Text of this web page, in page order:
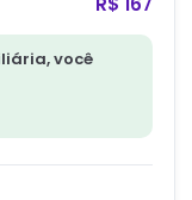
você